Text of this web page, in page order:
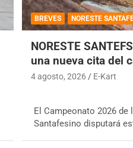
BREVES NORESTE
NORESTE
una nueva cita del
4 agosto, 2026 E-Kart
El Campeonato 2026
Santafesino disputará